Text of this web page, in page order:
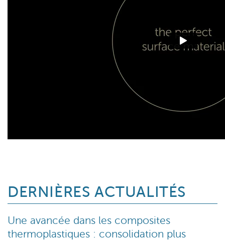
DERNIÈRES ACTUALITÉS
Une avancée dans les composites
thermoplastiques : consolidation plus